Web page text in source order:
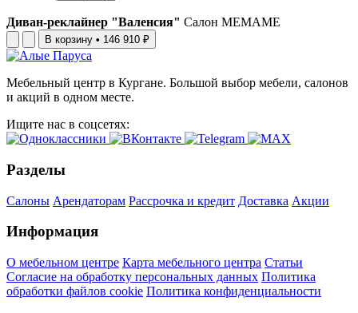
Диван-реклайнер "Валенсия" Салон МЕМАМЕ
В корзину • 146 910 ₽
Мебельный центр в Кургане. Большой выбор мебели, салонов
и акций в одном месте.
Ищите нас в соцсетях:
Разделы
Салоны Арендаторам Рассрочка и кредит Доставка Акции
Информация
О мебельном центре Карта мебельного центра Статьи
Согласие на обработку персональных данных Политика
обработки файлов cookie Политика конфиденциальности